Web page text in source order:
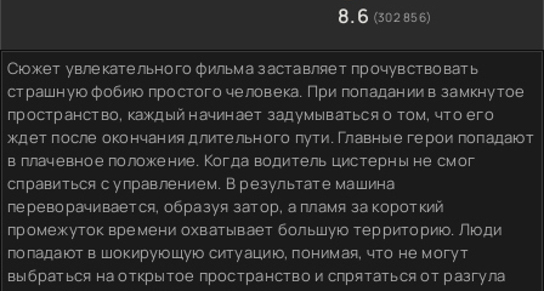
8.6 (302 856)
Сюжет увлекательного фильма заставляет прочувствовать
страшную фобию простого человека. При попадании в замкнутое
пространство, каждый начинает задумываться о том, что его
ждет после окончания длительного пути. Главные герои попадают
в плачевное положение. Когда водитель цистерны не смог
справиться с управлением. В результате машина
переворачивается, образуя затор, а пламя за короткий
промежуток времени охватывает большую территорию. Люди
попадают в шокирующую ситуацию, понимая, что не могут
выбраться на открытое пространство и спрятаться от разгула